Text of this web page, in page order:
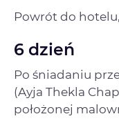
Powrót do
6 dzień
Po śniadaniu
(Ayja Thekla
położonej